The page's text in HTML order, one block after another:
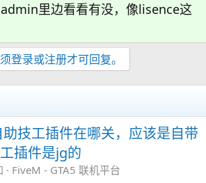
里边看看有没，像lisence这
登录或注册才可回复。
技工插件在哪关，应该是自带
插件是jg的
FiveM - GTA5 联机平台